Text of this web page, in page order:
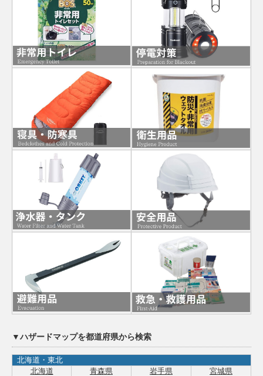
▼ハザードマップを都道府県から検索
北海道・東北
北海道
青森県 岩手県
宮城県